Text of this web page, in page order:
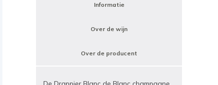
Informatie
Over de wijn
Over de producent